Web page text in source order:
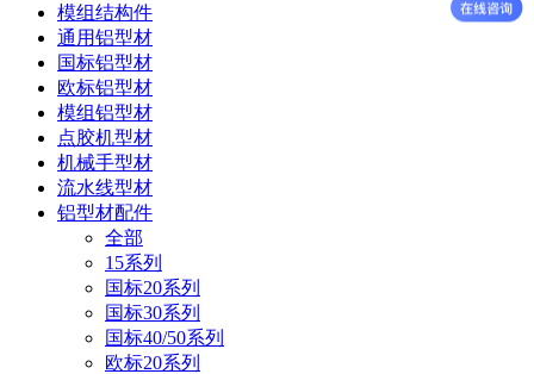
模组结构件
通用铝型材
国标铝型材
欧标铝型材
模组铝型材
点胶机型材
机械手型材
流水线型材
铝型材配件
全部
15系列
国标20系列
国标30系列
国标40/50系列
欧标20系列